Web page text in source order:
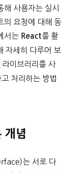
사용자는 실시
의 요청에 대해 동
서는 React를 활
자세히 다루어 보
라이브러리를 사
처리하는 방법
개념
는 서로 다